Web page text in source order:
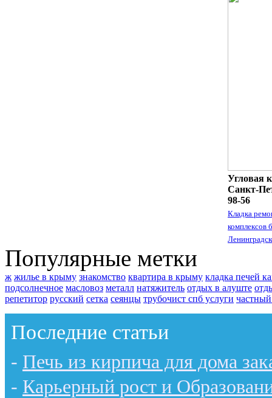
Угловая
Санкт-
98-56
Кладка
комплексов
Популярные метки
ж жилье в крыму знакомство квартира в крыму кладка печей
подсолнечное масловоз металл натяжитель отдых в алуште
репетитор русский сетка сеянцы трубочист спб услуги
Последние статьи
- Печь из кирпича для дома
- Карьерный рост и